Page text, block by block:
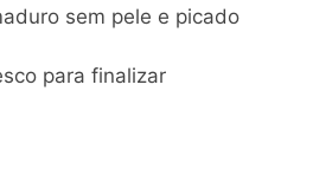
sem pele e picado
para finalizar